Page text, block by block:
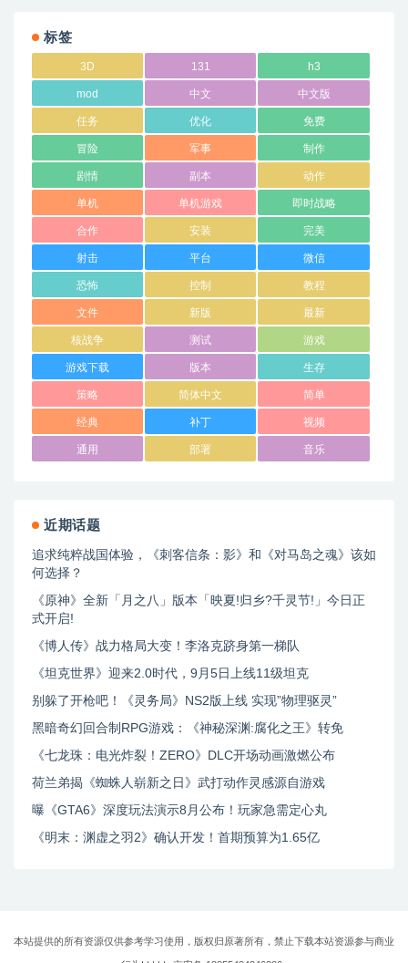
标签
3D 131 h3
mod 中文 中文版
任务 优化 免费
冒险 军事 制作
剧情 副本 动作
单机 单机游戏 即时战略
合作 安装 完美
射击 平台 微信
恐怖 控制 教程
文件 新版 最新
核战争 测试 游戏
游戏下载 版本 生存
策略 简体中文 简单
经典 补丁 视频
通用 部署 音乐
近期话题
追求纯粹战国体验，《刺客信条：影》和《对马岛之魂》该如
何选择？
《原神》全新「月之八」版本「映夏!归乡?千灵节!」今日正
式开启!
《博人传》战力格局大变！李洛克跻身第一梯队
《坦克世界》迎来2.0时代，9月5日上线11级坦克
别躲了开枪吧！《灵务局》NS2版上线 实现”物理驱灵”
黑暗奇幻回合制RPG游戏：《神秘深渊:腐化之王》转免
《七龙珠：电光炸裂！ZERO》DLC开场动画激燃公布
荷兰弟揭《蜘蛛人崭新之日》武打动作灵感源自游戏
曝《GTA6》深度玩法演示8月公布！玩家急需定心丸
《明末：渊虚之羽2》确认开发！首期预算为1.65亿
本站提供的所有资源仅供参考学习使用，版权归原著所有，禁止下载本站资源参与商业